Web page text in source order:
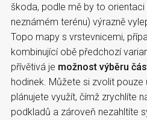
škoda, podle mě by to
neznámém terénu) výrazně
Topo mapy s vrstevnicemi,
kombinující obě předchozí
přívětivá je možnost výběru
hodinek. Můžete si zvolit
plánujete využít, čímž zrychlíte
podkladů a zároveň nezahltíte